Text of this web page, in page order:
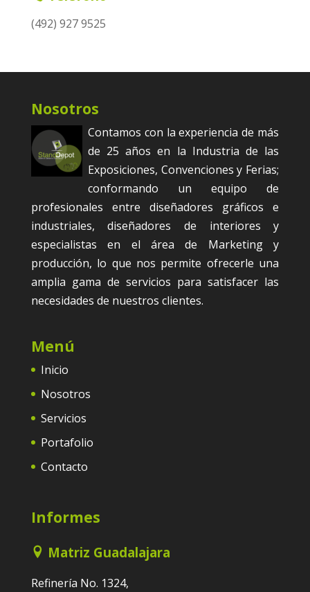
(492) 927 9525
Nosotros
Contamos con la experiencia de más
de 25 años en la Industria de las
Exposiciones, Convenciones y Ferias;
conformando un equipo de
profesionales entre diseñadores gráficos e
industriales, diseñadores de interiores y
especialistas en el área de Marketing y
producción, lo que nos permite ofrecerle una
amplia gama de servicios para satisfacer las
necesidades de nuestros clientes.
Menú
Inicio
Nosotros
Servicios
Portafolio
Contacto
Informes
Matriz Guadalajara
Refinería No. 1324,